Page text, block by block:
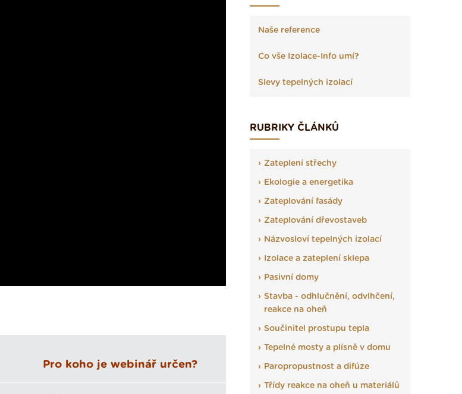
Pro koho je webinář určen?
Naše reference
Co vše Izolace-Info umí?
Slevy tepelných izolací
RUBRIKY ČLÁNKŮ
Zateplení střechy
Ekologie a energetika
Zateplování fasády
Zateplování dřevostaveb
Názvosloví tepelných izolací
Izolace a zateplení sklepa
Pasivní domy
Stavba - odhlučnění, odvlhčení,
reakce na oheň
Součinitel prostupu tepla
Tepelné mosty a plísně v domu
Paropropustnost a difúze
Třídy reakce na oheň u materiálů